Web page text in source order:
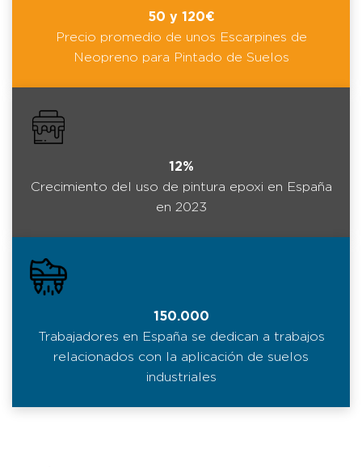
50 y 120€
Precio promedio de unos Escarpines de
Neopreno para Pintado de Suelos
12%
Crecimiento del uso de pintura epoxi en España
en 2023
150.000
Trabajadores en España se dedican a trabajos
relacionados con la aplicación de suelos
industriales